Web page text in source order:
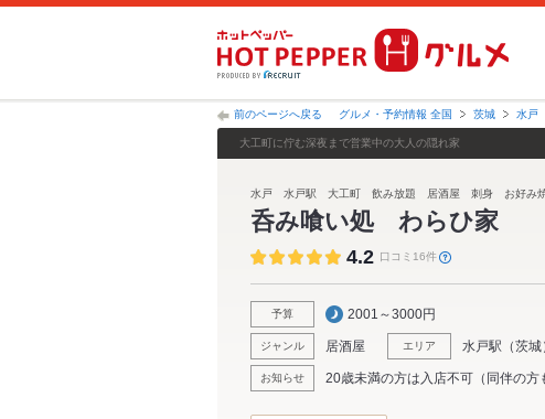
前のページへ戻る グルメ・予約情報 全国 茨城 水戸
大工町に佇む深夜まで営業中の大人の隠れ家
水戸 水戸駅 大工町 飲み放題 居酒屋 刺身 お好み
呑み喰い処 わらひ家
4.2 口コミ16件
予算 2001～3000円
ジャンル 居酒屋 エリア 水戸駅 （茨城
お知らせ 20歳未満の方は入店不可（同伴の方